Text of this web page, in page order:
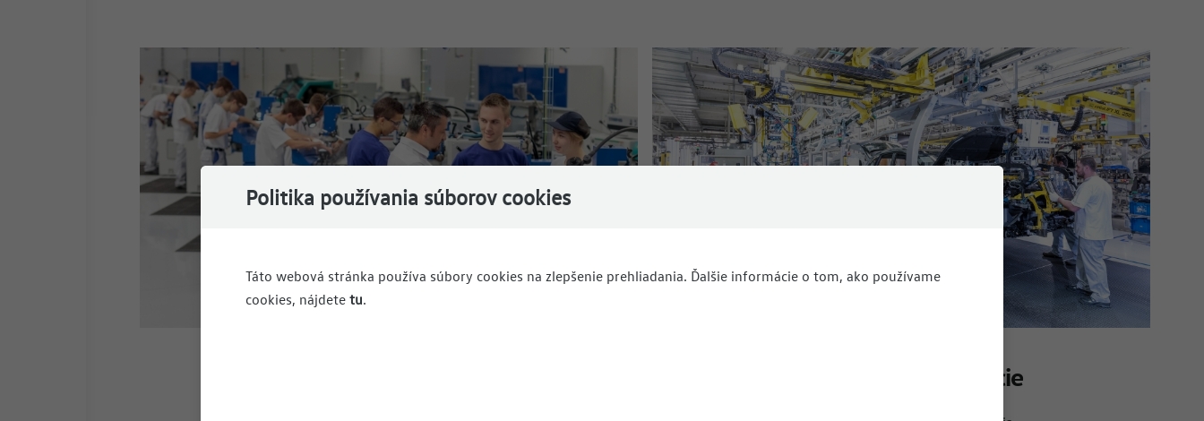
Politika používania súborov cookies
Táto webová stránka používa súbory cookies na zlepšenie prehliadania. Ďalšie informácie o tom, ako používame
cookies, nájdete tu.
Voľné pracovné pozície